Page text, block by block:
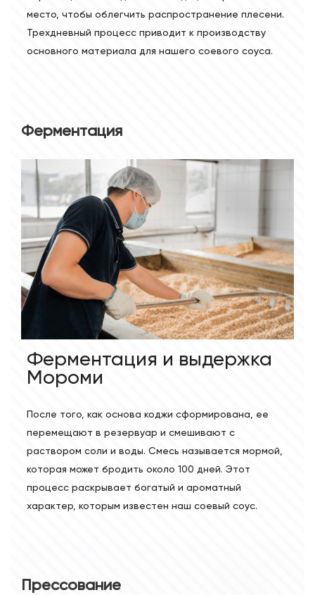
место, чтобы облегчить распространение плесени.
Трехдневный процесс приводит к производству
основного материала для нашего соевого соуса.
Ферментация
Ферментация и выдержка
Мороми
После того, как основа коджи сформирована, ее
перемещают в резервуар и смешивают с
раствором соли и воды. Смесь называется мормой,
которая может бродить около 100 дней. Этот
процесс раскрывает богатый и ароматный
характер, которым известен наш соевый соус.
Прессование